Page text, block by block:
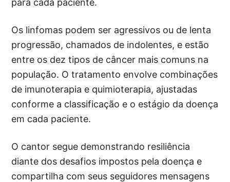
para cada paciente.
Os linfomas podem ser agressivos ou de lenta
progressão, chamados de indolentes, e estão
entre os dez tipos de câncer mais comuns na
população. O tratamento envolve combinações
de imunoterapia e quimioterapia, ajustadas
conforme a classificação e o estágio da doença
em cada paciente.
O cantor segue demonstrando resiliência
diante dos desafios impostos pela doença e
compartilha com seus seguidores mensagens